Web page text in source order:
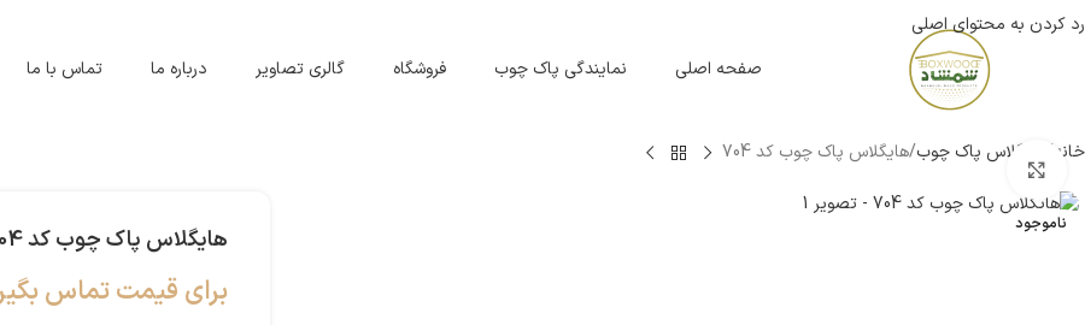
رد کردن به محتوای اصلی
صفحه اصلی
نمایندگی پاک چوب فروشگاه گالری تصاویر درباره ما تماس با ما
خانه هایگلاس پاک چوب هایگلاس پاک چوب کد 704
ناموجود
بزرگنمایی تصویر
هایگلاس پاک چوب کد 704
برای قیمت تماس